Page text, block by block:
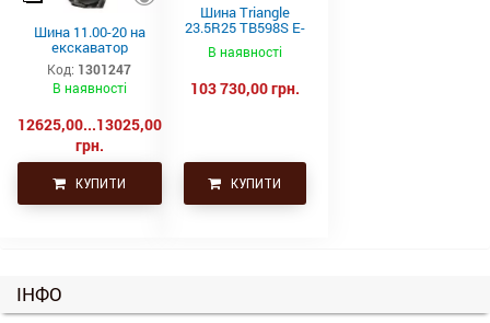
Шина 11.00-20 на
екскаватор
Код: 1301247
В наявності
12625,00...13025,00
грн.
КУПИТИ
Шина Triangle
23.5R25 TB598S E-
4 201A2/185B
В наявності
103 730,00 грн.
КУПИТИ
ІНФО